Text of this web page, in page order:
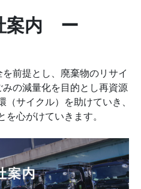
案内 ー
前提とし、廃棄物のリサイ
みの減量化を目的とし再資源
（サイクル）を助けていき、
を心がけていきます。